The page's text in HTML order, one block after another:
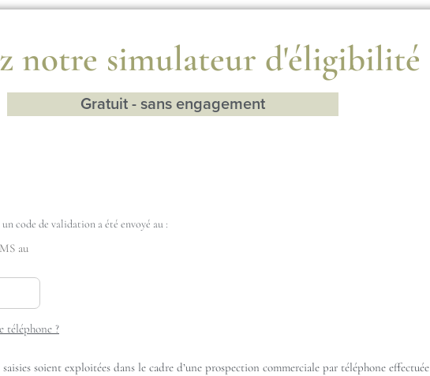
notre simulateur d'éligibilité
Gratuit - sans engagement
code de validation a été envoyé au :
au
téléphone ?
soient exploitées dans le cadre d’une prospection commerciale par téléphone